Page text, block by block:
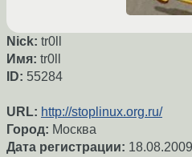
Nick: tr0ll
Имя: tr0ll
ID: 55284
URL: http://stoplinux.org.ru/
Город: Москва
Дата регистрации: